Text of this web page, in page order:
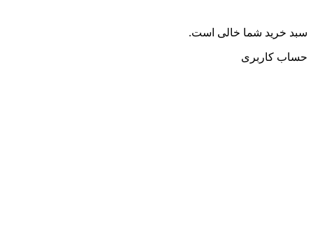
سبد خرید شما خالی است.
حساب کاربری